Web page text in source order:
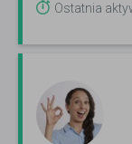
Ostatnia